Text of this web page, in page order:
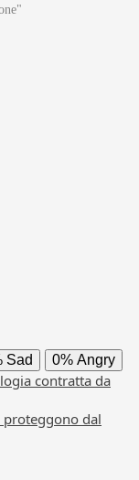
Sad 0% Angry
contratta da
proteggono dal